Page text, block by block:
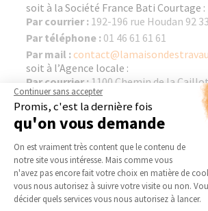
soit à la Société France Bati Courtage :
Par courrier : 192-196 rue Houdan 92
Par téléphone : 01 46 61 61 61
Par mail :
soit à l’Agence locale :
Par courrier : 1100 Chemin de la
Fresquiennes (76570)
Par téléphone :0630474275
Par mail :
LIENS
Les liens proposés vers d'autres sites
Continuer sans accepter
Promis, c'est la dernière fois
qu'on vous demande
Plateforme de Gestion du
On est vraiment très content que le contenu de
notre site vous intéresse. Mais comme vous
n'avez pas encore fait votre choix en matière de
vous nous autorisez à suivre votre visite ou non.
décider quels services vous nous autorisez à lancer.
Axeptio consent